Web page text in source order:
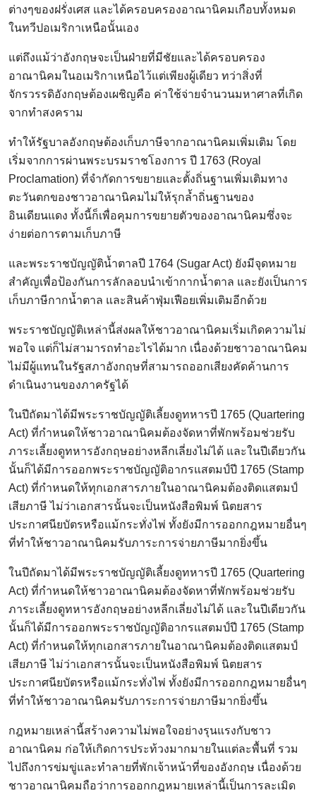
ต่างๆของฝรั่งเศส และได้ครอบครองอาณานิคมเกือบทั้งหมด
ในทวีปอเมริกาเหนือนั้นเอง
แต่ถึงแม้ว่าอังกฤษจะเป็นฝ่ายที่มีชัยและได้ครอบครอง
อาณานิคมในอเมริกาเหนือไว้แต่เพียงผู้เดียว ทว่าสิ่งที่
จักรวรรดิอังกฤษต้องเผชิญคือ ค่าใช้จ่ายจำนวนมหาศาลที่เกิด
จากทำสงคราม
ทำให้รัฐบาลอังกฤษต้องเก็บภาษีจากอาณานิคมเพิ่มเติม โดย
เริ่มจากการผ่านพระบรมราชโองการ ปี 1763 (Royal
Proclamation) ที่จำกัดการขยายและตั้งถิ่นฐานเพิ่มเติมทาง
ตะวันตกของชาวอาณานิคมไม่ให้รุกล้ำถิ่นฐานของ
อินเดียนแดง ทั้งนี้ก็เพื่อคุมการขยายตัวของอาณานิคมซึ่งจะ
ง่ายต่อการตามเก็บภาษี
และพระราชบัญญัติน้ำตาลปี 1764 (Sugar Act) ยังมีจุดหมาย
สำคัญเพื่อป้องกันการลักลอบนำเข้ากากน้ำตาล และยังเป็นการ
เก็บภาษีกากน้ำตาล และสินค้าฟุ่มเฟือยเพิ่มเติมอีกด้วย
พระราชบัญญัติเหล่านี้ส่งผลให้ชาวอาณานิคมเริ่มเกิดความไม่
พอใจ แต่ก็ไม่สามารถทำอะไรได้มาก เนื่องด้วยชาวอาณานิคม
ไม่มีผู้แทนในรัฐสภาอังกฤษที่สามารถออกเสียงคัดค้านการ
ดำเนินงานของภาครัฐได้
ในปีถัดมาได้มีพระราชบัญญัติเลี้ยงดูทหารปี 1765 (Quartering
Act) ที่กำหนดให้ชาวอาณานิคมต้องจัดหาที่พักพร้อมช่วยรับ
ภาระเลี้ยงดูทหารอังกฤษอย่างหลีกเลี่ยงไม่ได้ และในปีเดียวกัน
นั้นก็ได้มีการออกพระราชบัญญัติอากรแสตมป์ปี 1765 (Stamp
Act) ที่กำหนดให้ทุกเอกสารภายในอาณานิคมต้องติดแสตมป์
เสียภาษี ไม่ว่าเอกสารนั้นจะเป็นหนังสือพิมพ์ นิตยสาร
ประกาศนียบัตรหรือแม้กระทั่งไพ่ ทั้งยังมีการออกกฎหมายอื่นๆ
ที่ทำให้ชาวอาณานิคมรับภาระการจ่ายภาษีมากยิ่งขึ้น
ในปีถัดมาได้มีพระราชบัญญัติเลี้ยงดูทหารปี 1765 (Quartering
Act) ที่กำหนดให้ชาวอาณานิคมต้องจัดหาที่พักพร้อมช่วยรับ
ภาระเลี้ยงดูทหารอังกฤษอย่างหลีกเลี่ยงไม่ได้ และในปีเดียวกัน
นั้นก็ได้มีการออกพระราชบัญญัติอากรแสตมป์ปี 1765 (Stamp
Act) ที่กำหนดให้ทุกเอกสารภายในอาณานิคมต้องติดแสตมป์
เสียภาษี ไม่ว่าเอกสารนั้นจะเป็นหนังสือพิมพ์ นิตยสาร
ประกาศนียบัตรหรือแม้กระทั่งไพ่ ทั้งยังมีการออกกฎหมายอื่นๆ
ที่ทำให้ชาวอาณานิคมรับภาระการจ่ายภาษีมากยิ่งขึ้น
กฎหมายเหล่านี้สร้างความไม่พอใจอย่างรุนแรงกับชาว
อาณานิคม ก่อให้เกิดการประท้วงมากมายในแต่ละพื้นที่ รวม
ไปถึงการข่มขู่และทำลายที่พักเจ้าหน้าที่ของอังกฤษ เนื่องด้วย
ชาวอาณานิคมถือว่าการออกกฎหมายเหล่านี้เป็นการละเมิด